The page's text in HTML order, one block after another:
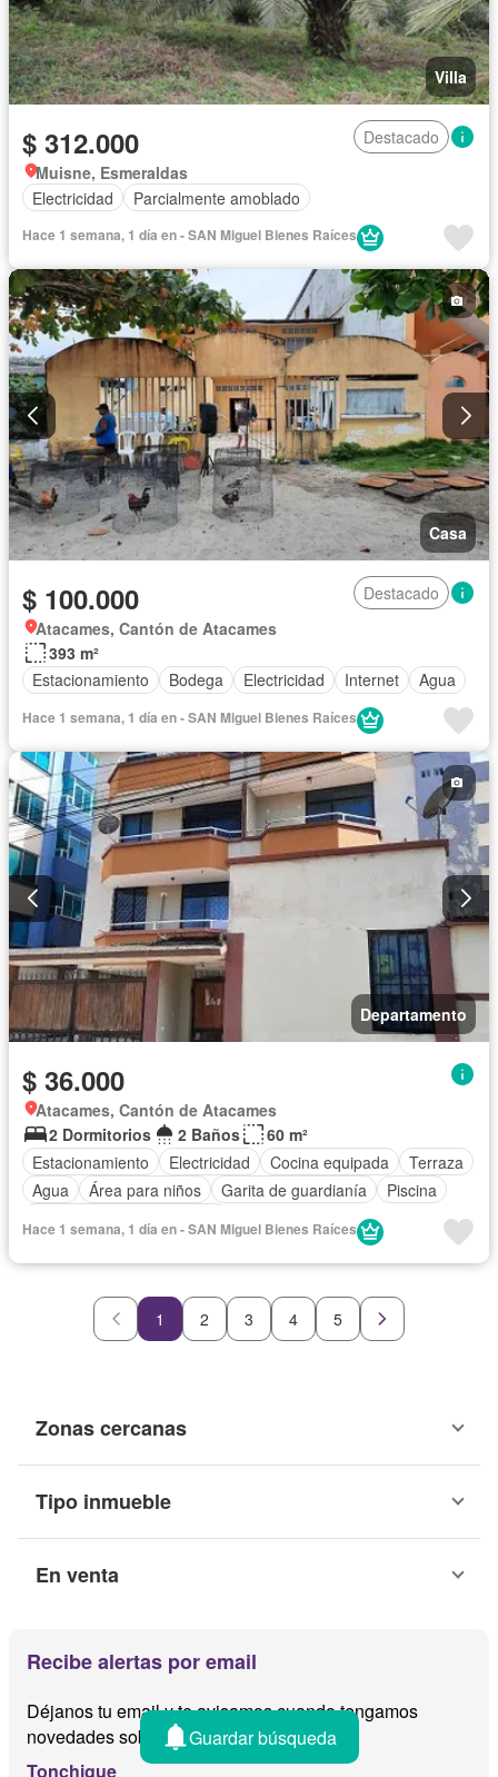
Villa
$ 312.000
Destacado
Muisne, Esmeraldas
Electricidad
Parcialmente amoblado
Hace 1 semana, 1 día en - SAN Miguel Bienes Raíces
Casa
$ 100.000
Destacado
Atacames, Cantón de Atacames
393 m²
Estacionamiento
Bodega Electricidad Internet Agua
Hace 1 semana, 1 día en - SAN Miguel Bienes Raíces
Departamento
$ 36.000
Atacames, Cantón de Atacames
2 Dormitorios
2 Baños
60 m²
Estacionamiento
Electricidad Cocina equipada
Terraza
Agua
Área para niños Garita de guardianía
Piscina
Hace 1 semana, 1 día en - SAN Miguel Bienes Raíces
1 2 3 4 5
Zonas cercanas
Tipo inmueble
En venta
Recibe alertas por email
Déjanos tu email y te avisamos cuando tengamos
novedades sobre
Tonchigue
Guardar búsqueda